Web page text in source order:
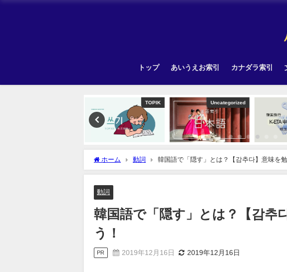
トップ あいうえお索引 カナダラ索引
Uncategorized 韓国旅行
ホーム 動詞 韓国語で「隠す」とは？【감추다】意味を
動詞
韓国語で「隠す」とは？【감추
う！
PR 2019年12月16日 2019年12月16日